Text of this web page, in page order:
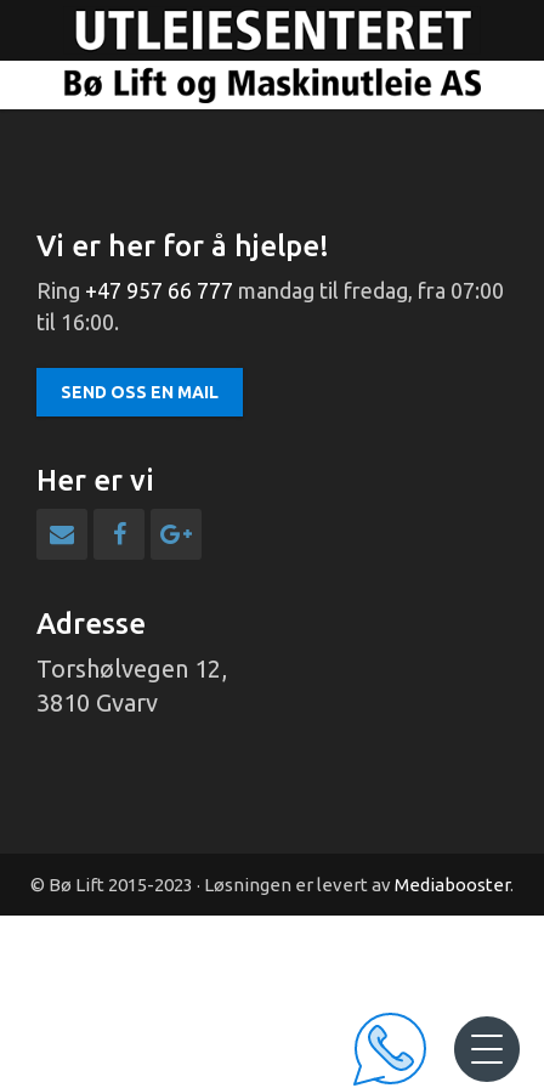
Vi er her for å hjelpe!
Ring +47 957 66 777 mandag til fredag, fra 07:00
til 16:00.
SEND OSS EN MAIL
Her er vi
Adresse
Torshølvegen 12,
3810 Gvarv
© Bø Lift 2015-2023 · Løsningen er levert avMediabooster.